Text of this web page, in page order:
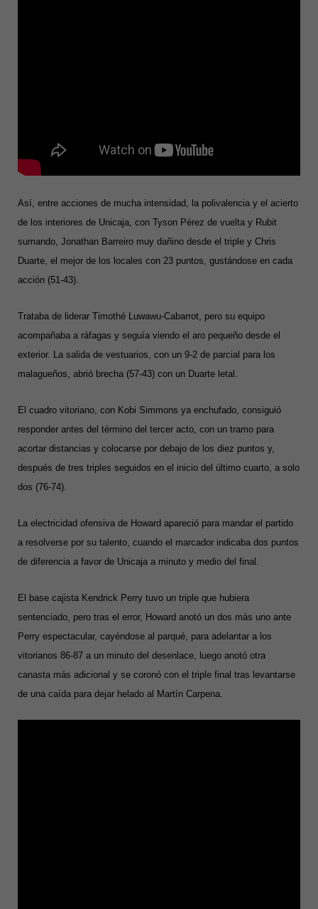
Así, entre acciones de mucha intensidad, la polivalencia y el acierto
de los interiores de Unicaja, con Tyson Pérez de vuelta y Rubit
sumando, Jonathan Barreiro muy dañino desde el triple y Chris
Duarte, el mejor de los locales con 23 puntos, gustándose en cada
acción (51-43).
Trataba de liderar Timothé Luwawu-Cabarrot, pero su equipo
acompañaba a ráfagas y seguía viendo el aro pequeño desde el
exterior. La salida de vestuarios, con un 9-2 de parcial para los
malagueños, abrió brecha (57-43) con un Duarte letal.
El cuadro vitoriano, con Kobi Simmons ya enchufado, consiguió
responder antes del término del tercer acto, con un tramo para
acortar distancias y colocarse por debajo de los diez puntos y,
después de tres triples seguidos en el inicio del último cuarto, a solo
dos (76-74).
La electricidad ofensiva de Howard apareció para mandar el partido
a resolverse por su talento, cuando el marcador indicaba dos puntos
de diferencia a favor de Unicaja a minuto y medio del final.
El base cajista Kendrick Perry tuvo un triple que hubiera
sentenciado, pero tras el error, Howard anotó un dos más uno ante
Perry espectacular, cayéndose al parqué, para adelantar a los
vitorianos 86-87 a un minuto del desenlace, luego anotó otra
canasta más adicional y se coronó con el triple final tras levantarse
de una caída para dejar helado al Martín Carpena.